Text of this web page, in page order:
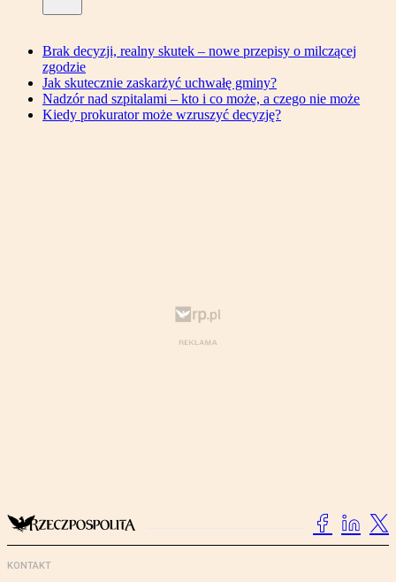
Brak decyzji, realny skutek – nowe przepisy o milczącej
zgodzie
Jak skutecznie zaskarżyć uchwałę gminy?
Nadzór nad szpitalami – kto i co może, a czego nie może
Kiedy prokurator może wzruszyć decyzję?
KONTAKT